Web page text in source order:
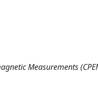
Measurements